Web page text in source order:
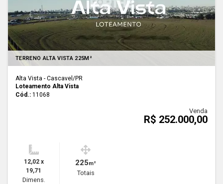
TERRENO ALTA VISTA 225M²
Alta Vista - Cascavel /PR
Loteamento Alta Vista
Cód.: 11068
Venda
R$ 252.000,00
12,02 x
19,71
Dimens.
225m²
Totais